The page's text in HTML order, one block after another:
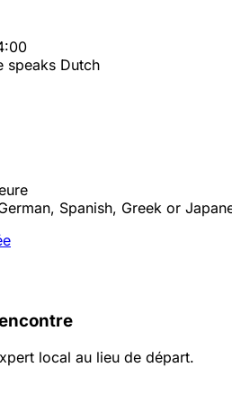
speaks Dutch
Spanish, Greek or
local au lieu de départ.